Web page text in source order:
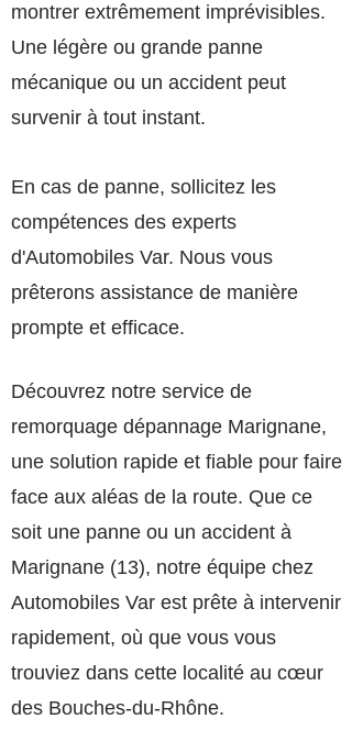
montrer extrêmement imprévisibles.
Une légère ou grande panne
mécanique ou un accident peut
survenir à tout instant.
En cas de panne, sollicitez les
compétences des experts
d'Automobiles Var. Nous vous
prêterons assistance de manière
prompte et efficace.
Découvrez notre service de
remorquage dépannage Marignane,
une solution rapide et fiable pour faire
face aux aléas de la route. Que ce
soit une panne ou un accident à
Marignane (13), notre équipe chez
Automobiles Var est prête à intervenir
rapidement, où que vous vous
trouviez dans cette localité au cœur
des Bouches-du-Rhône.